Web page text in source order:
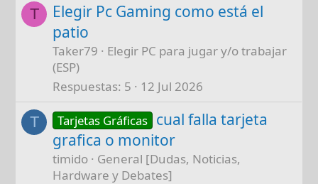
T
Elegir Pc Gaming como está el
patio
Taker79
Elegir PC para jugar y/o trabajar
(ESP)
Respuestas 5 12 Jul 2026
T Tarjetas Gráficas cual falla tarjeta
grafica o monitor
timido
General [Dudas, Noticias,
Hardware y Debates]